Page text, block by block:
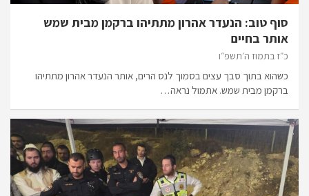
סוף טוב: הנעדר אהרון מתתיהו ברקמן מבית שמש
אותר בחיים
כ״ז בתמוז ה׳תשפ״ו
כשהוא בתוך סבך עצים בסמוך לנס הרים, אותר הנעדר אהרון מתתיהו
ברקמן מבית שמש. אתמול נראה…